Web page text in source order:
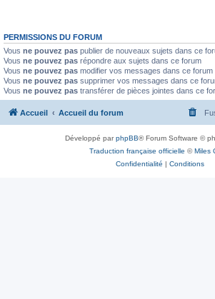
PERMISSIONS DU FORUM
Vous ne pouvez pas publier de nouveaux sujets dans ce
Vous ne pouvez pas répondre aux sujets dans ce forum
Vous ne pouvez pas modifier vos messages dans ce forum
Vous ne pouvez pas supprimer vos messages dans ce
Vous ne pouvez pas transférer de pièces jointes dans ce
Accueil Accueil du forum
Développé parphpBB® Forum Software ©
Traduction française officielle ©Miles
Confidentialité | Conditions